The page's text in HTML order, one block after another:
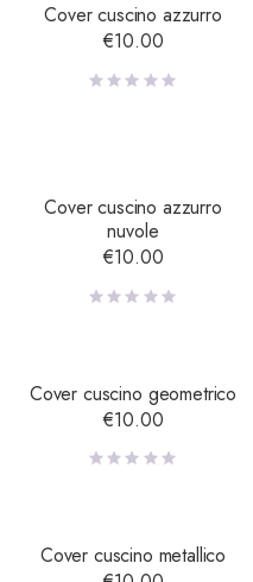
Cover cuscino azzurro
€10.00
Cover cuscino azzurro
nuvole
€10.00
Cover cuscino geometrico
€10.00
Cover cuscino metallico